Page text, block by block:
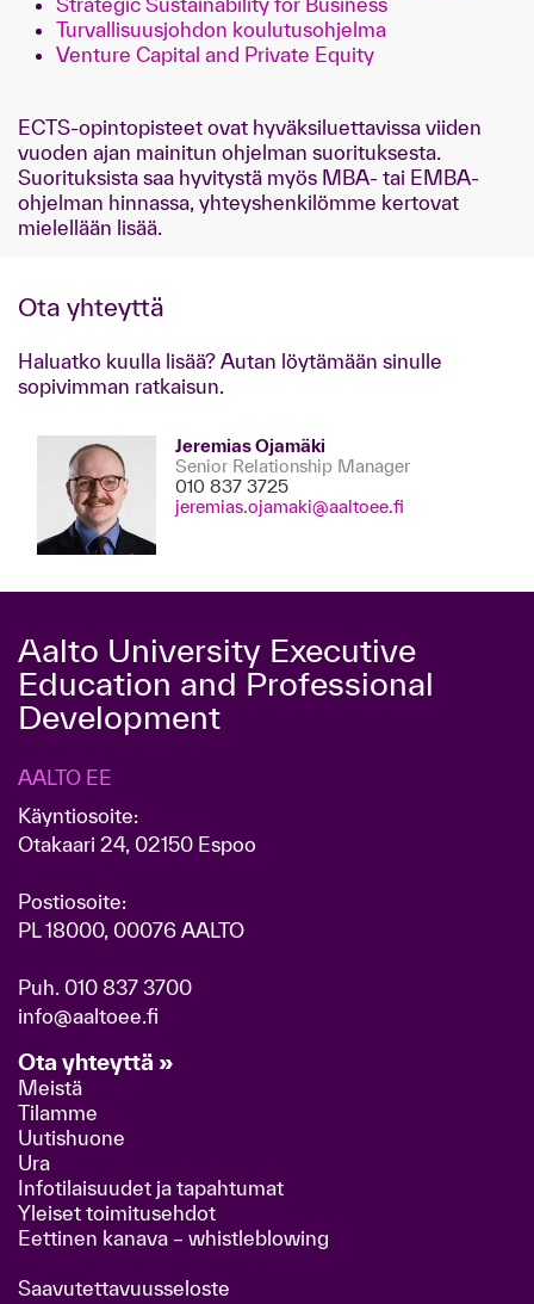
Turvallisuusjohdon koulutusohjelma
Venture Capital and Private Equity
ECTS-opintopisteet ovat hyväksiluettavissa viiden
vuoden ajan mainitun ohjelman suorituksesta.
Suorituksista saa hyvitystä myös MBA- tai EMBA-
ohjelman hinnassa, yhteyshenkilömme kertovat
mielellään lisää.
Ota yhteyttä
Haluatko kuulla lisää? Autan löytämään sinulle
sopivimman ratkaisun.
Jeremias Ojamäki
Senior Relationship Manager
010 837 3725
jeremias.ojamaki@aaltoee.fi
Aalto University Executive
Education and Professional
Development
AALTO EE
Käyntiosoite:
Otakaari 24, 02150 Espoo
Postiosoite:
PL 18000, 00076 AALTO
Puh. 010 837 3700
info@aaltoee.fi
Ota yhteyttä »
Meistä
Tilamme
Uutishuone
Ura
Infotilaisuudet ja tapahtumat
Yleiset toimitusehdot
Eettinen kanava – whistleblowing
Saavutettavuusseloste